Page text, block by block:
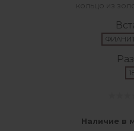
кольцо из
Наличие в